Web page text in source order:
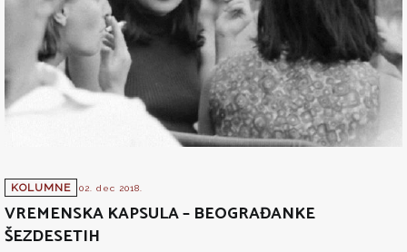
KOLUMNE 02. dec 2018.
VREMENSKA KAPSULA – BEOGRAĐANKE
ŠEZDESETIH